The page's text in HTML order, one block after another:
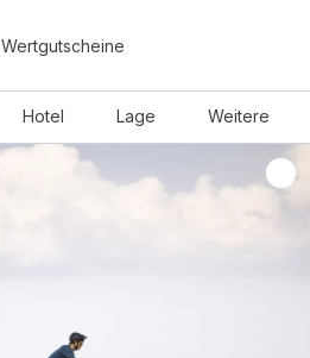
Wertgutscheine
Hotel Lage Weitere